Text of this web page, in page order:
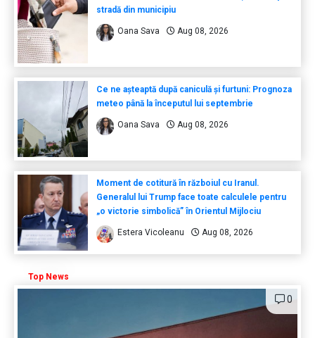
stradă din municipiu
Oana Sava Aug 08, 2026
Ce ne așteaptă după caniculă și furtuni: Prognoza
meteo până la începutul lui septembrie
Oana Sava Aug 08, 2026
Moment de cotitură în războiul cu Iranul.
Generalul lui Trump face toate calculele pentru
„o victorie simbolică” în Orientul Mijlociu
Estera Vicoleanu Aug 08, 2026
Top News
0